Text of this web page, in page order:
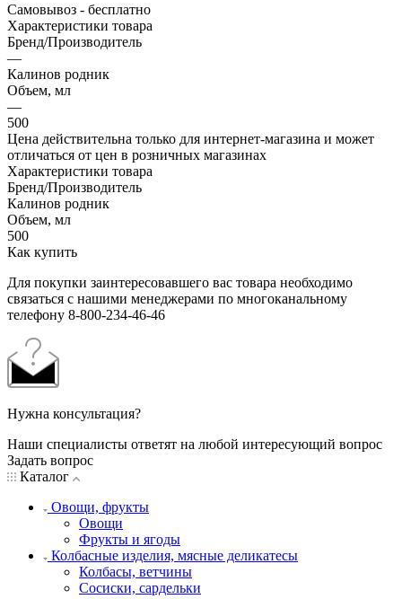
Самовывоз - бесплатно
Характеристики товара
Бренд/Производитель
—
Калинов родник
Объем, мл
—
500
Цена действительна только для интернет-магазина и может
отличаться от цен в розничных магазинах
Характеристики товара
Бренд/Производитель
Калинов родник
Объем, мл
500
Как купить
Для покупки заинтересовавшего вас товара необходимо
связаться с нашими менеджерами по многоканальному
телефону 8-800-234-46-46
Нужна консультация?
Наши специалисты ответят на любой интересующий вопрос
Задать вопрос
Каталог
Овощи, фрукты
Овощи
Фрукты и ягоды
Колбасные изделия, мясные деликатесы
Колбасы, ветчины
Сосиски, сардельки